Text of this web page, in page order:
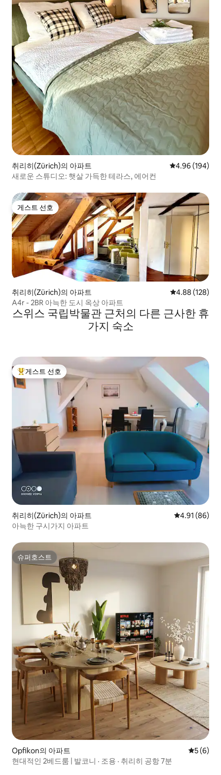
취리히(Zürich)의 아파트 평점 4.96점(5
4.96 (194)
새로운 스튜디오: 햇살 가득한 테라스, 에어컨
게스트 선호
게스트 선호
취리히(Zürich)의 아파트 평점 4.88점(5
4.88 (128)
A4r - 2BR 아늑한 도시 옥상 아파트
스위스 국립박물관 근처의 다른 근사한 휴
가지 숙소
상위 게스트 선호
게스트 선호
취리히(Zürich)의 아파트 평점 4.91점(5
4.91 (86)
아늑한 구시가지 아파트
슈퍼호스트
슈퍼호스트
Opfikon의 아파트 평점 5점
5 (6)
현대적인 2베드룸 | 발코니 · 조용 · 취리히 공항 7분